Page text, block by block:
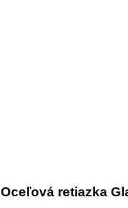
Oceľová retiazka